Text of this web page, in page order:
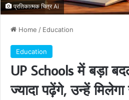
प्रतिकात्मक चित्र Ai
Home / Education
Education
UP Schools में बड़ा
ज्यादा पढ़ेंगे, उन्हें